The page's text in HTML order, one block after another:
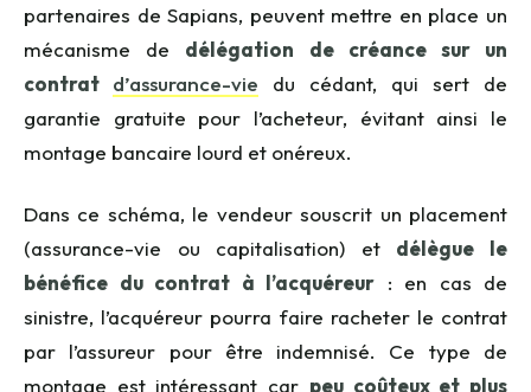
partenaires de Sapians, peuvent mettre en place un
mécanisme de délégation de créance sur un
contrat d’assurance-vie du cédant, qui sert de
garantie gratuite pour l’acheteur, évitant ainsi le
montage bancaire lourd et onéreux.
Dans ce schéma, le vendeur souscrit un placement
(assurance-vie ou capitalisation) et délègue le
bénéfice du contrat à l’acquéreur : en cas de
sinistre, l’acquéreur pourra faire racheter le contrat
par l’assureur pour être indemnisé. Ce type de
montage est intéressant car peu coûteux et plus